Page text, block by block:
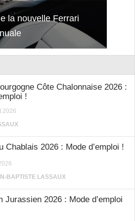
la nouvelle Ferrari
Côte Chalonnaise 2026 :
!
2026
Chablais 2026 : Mode d’emploi !
BAPTISTE LASSAUX
Jurassien 2026 : Mode d’emploi